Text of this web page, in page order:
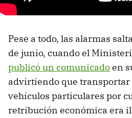
Pese a todo, las alarmas
de junio, cuando el
publicó un comunicadoen
advirtiendo que transportar
vehículos particulares por
retribución económica era